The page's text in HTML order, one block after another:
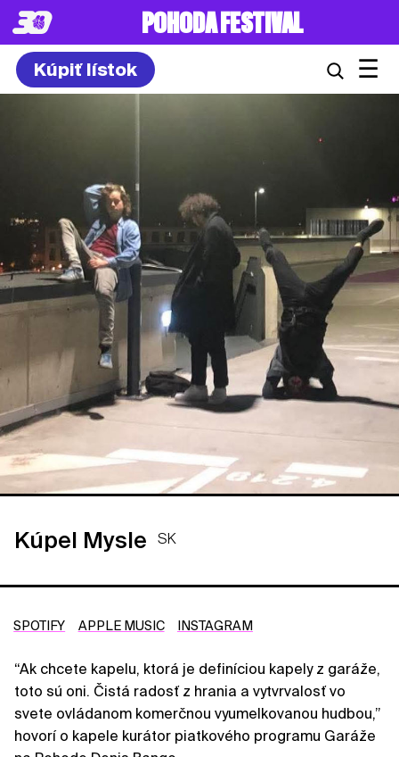
POHODA FESTIVAL
Kúpiť lístok ☰
Kúpel Mysle SK
SPOTIFY APPLE MUSIC INSTAGRAM
“Ak chcete kapelu, ktorá je definíciou kapely z garáže,
toto sú oni. Čistá radosť z hrania a vytvrvalosť vo
svete ovládanom komerčnou vyumelkovanou hudbou,”
hovorí o kapele kurátor piatkového programu Garáže